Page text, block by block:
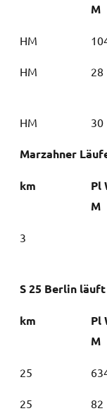
M
HM
HM 28
HM 30
Marzahner
km
Pl
M
3
S 25 Berlin
km
Pl
M
25
25 82